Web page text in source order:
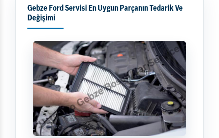
Gebze Ford Servisi En Uygun Parçanın Tedarik Ve
Değişimi